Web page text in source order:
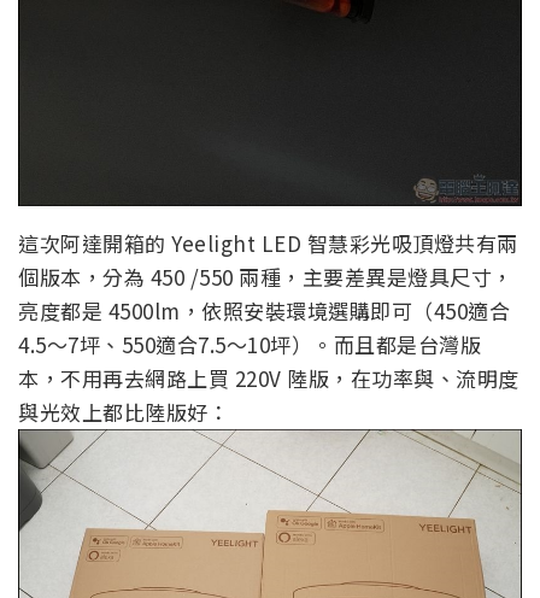
這次阿達開箱的 Yeelight LED 智慧彩光吸頂燈共有兩
個版本，分為 450 /550 兩種，主要差異是燈具尺寸，
亮度都是 4500lm，依照安裝環境選購即可（450適合
4.5～7坪、550適合7.5～10坪）。而且都是台灣版
本，不用再去網路上買 220V 陸版，在功率與、流明度
與光效上都比陸版好：